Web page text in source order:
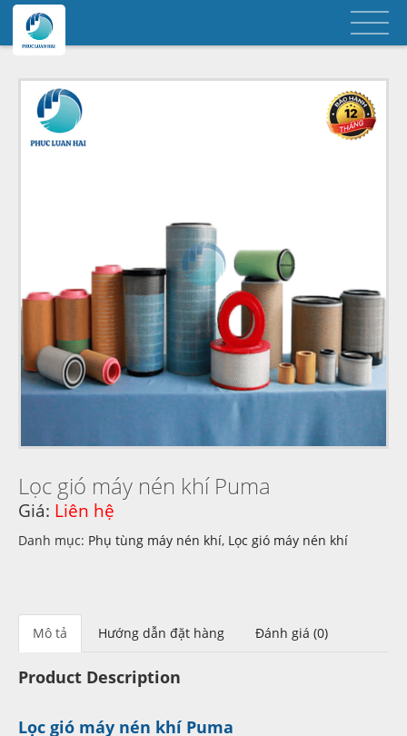
Lọc gió máy nén khí Puma
Giá: Liên hệ
Danh mục: Phụ tùng máy nén khí, Lọc gió máy nén khí
Mô tả Hướng dẫn đặt hàng Đánh giá (0)
Product Description
Lọc gió máy nén khí Puma